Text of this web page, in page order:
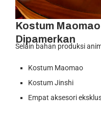
Kostum
Dipamerkan
Selain bahan produksi
Kostum Maomao
Kostum Jinshi
Empat aksesori